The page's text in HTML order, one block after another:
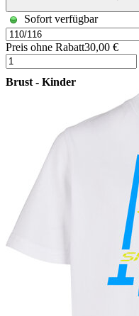
Sofort verfügbar
Preis ohne Rabatt30,00 €
Brust - Kinder